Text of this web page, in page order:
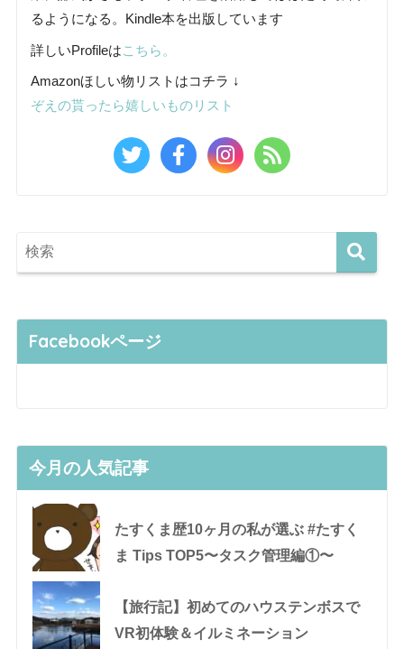
るようになる。Kindle本を出版しています
詳しいProfileはこちら。
Amazonほしい物リストはコチラ ↓
ぞえの貰ったら嬉しいものリスト
Facebookページ
今月の人気記事
たすくま歴10ヶ月の私が選ぶ #たすく
ま Tips TOP5〜タスク管理編①〜
【旅行記】初めてのハウステンボスで
VR初体験＆イルミネーション